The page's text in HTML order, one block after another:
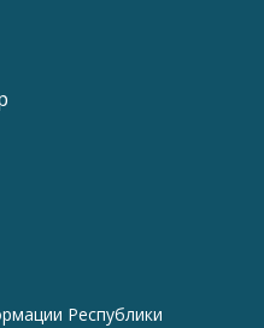
Республики